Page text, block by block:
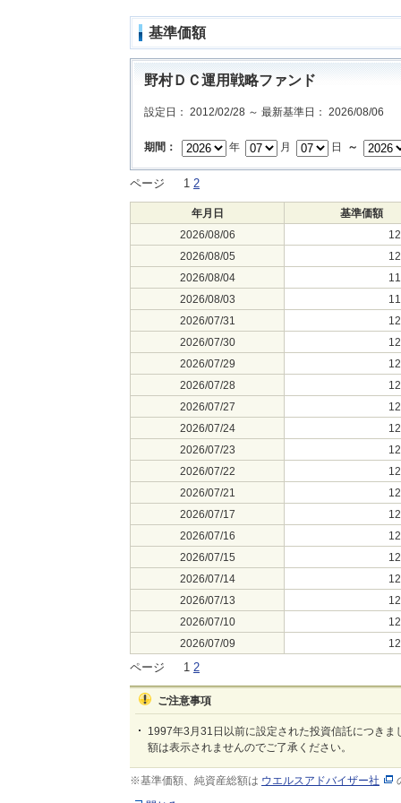
基準価額
野村ＤＣ運用戦略ファンド
設定日： 2012/02/28 ～ 最新基準日： 2026/08/06
期間： 年 月 日 ～
ページ 1 2
年月日
基準価額
2026/08/06
2026/08/05
2026/08/04
2026/08/03
2026/07/31
2026/07/30
2026/07/29
2026/07/28
2026/07/27
2026/07/24
2026/07/23
2026/07/22
2026/07/21
2026/07/17
2026/07/16
2026/07/15
2026/07/14
2026/07/13
2026/07/10
2026/07/09
ページ 1 2
ご注意事項
1997年3月31日以前に設定された投資信託につき
額は表示されませんのでご了承ください。
※基準価額、純資産総額は ウエルスアドバイザー社